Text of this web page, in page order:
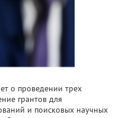
о проведении трех
грантов для
и поисковых научных